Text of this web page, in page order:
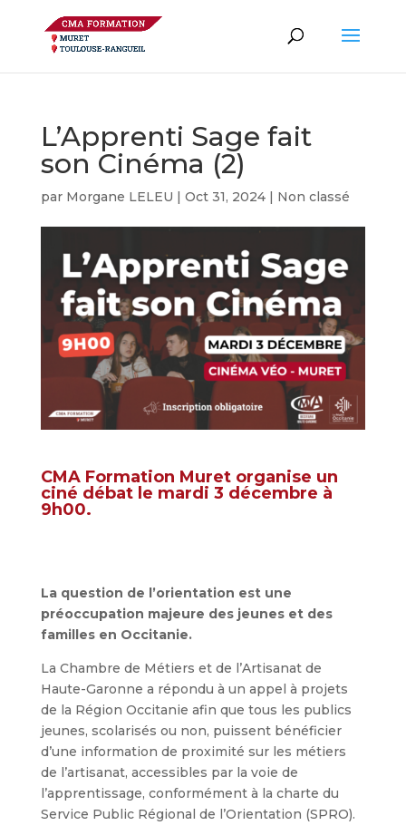
L’Apprenti Sage fait
son Cinéma (2)
par Morgane LELEU | Oct 31, 2024| Non classé
CMA Formation Muret organise un
ciné débat le mardi 3 décembre à
9h00.
La question de l’orientation est une
préoccupation majeure des jeunes et des
familles en Occitanie.
La Chambre de Métiers et de l’Artisanat de
Haute-Garonne a répondu à un appel à projets
de la Région Occitanie afin que tous les publics
jeunes, scolarisés ou non, puissent bénéficier
d’une information de proximité sur les métiers
de l’artisanat, accessibles par la voie de
l’apprentissage, conformément à la charte du
Service Public Régional de l’Orientation (SPRO).